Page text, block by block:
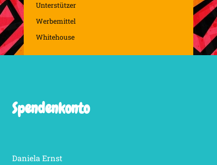
Unterstützer
Werbemittel
Whitehouse
Spendenkonto
Daniela Ernst